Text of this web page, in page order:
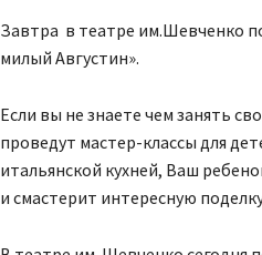
Завтра в театре им.Шевченко
милый Августин».
Если вы не знаете чем занять
проведут мастер-классы для
итальянской кухней, Ваш
и смастерит интересную